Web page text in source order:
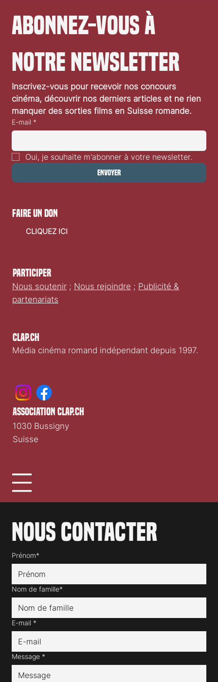
Abonnez-vous à
notre newsletter
Inscrivez-vous pour recevoir nos concours
cinéma, découvrir nos derniers articles et ne rien
manquer des sorties films en Suisse romande.
E-mail *
Oui, je souhaite m'abonner à votre newsletter.
Envoyer
Clap.ch
Média cinéma romand indépendant depuis 1997.
Participer
Nous soutenir ; Nous rejoindre ; Publicité &
partenariats
Nous contacter
Prénom*
Nom de famille*
E-mail *
Message *
faire un don
CLIQUEZ ICI
association clap.ch
1030 Bussigny
Suisse